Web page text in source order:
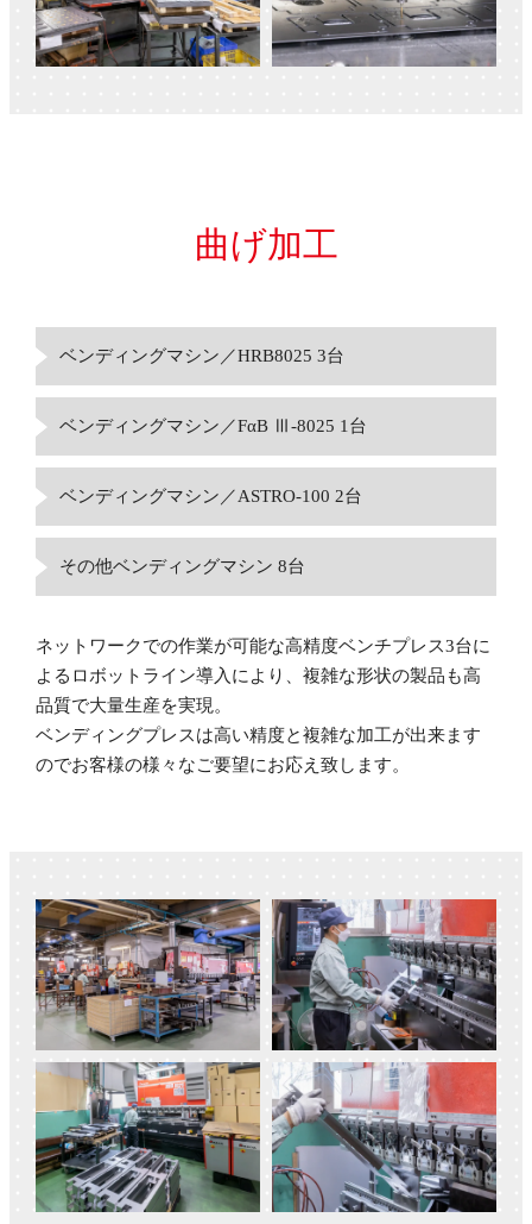
曲げ加工
ベンディングマシン／HRB8025 3台
ベンディングマシン／FαB Ⅲ-8025 1台
ベンディングマシン／ASTRO-100 2台
その他ベンディングマシン 8台
ネットワークでの作業が可能な高精度ベンチプレス3台に
よるロボットライン導入により、複雑な形状の製品も高
品質で大量生産を実現。
ベンディングプレスは高い精度と複雑な加工が出来ます
のでお客様の様々なご要望にお応え致します。